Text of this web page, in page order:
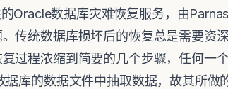
Oracle数据库灾难恢复服务，由
传统数据库损坏后的恢复总是需要资
过程浓缩到简要的几个步骤，任何一
库的数据文件中抽取数据，故其所